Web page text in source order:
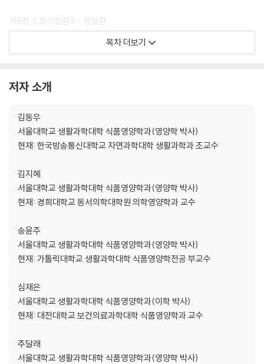
제5장 소화기질환 II - 장질환
제9장 당뇨병
제11장 빈혈
제13장 면역, 수술 및 화상, 호흡기질환
제15장 암
목차 더보기
저자 소개
김동우
서울대학교 생활과학대학 식품영양학과(영양학 박사)
현재: 한국방송통신대학교 자연과학대학 생활과학과 조교수
김지혜
서울대학교 생활과학대학 식품영양학과(영양학 박사)
현재: 경희대학교 동서의학대학원 의학영양학과 교수
송윤주
서울대학교 생활과학대학 식품영양학과(영양학 박사)
현재: 가톨릭대학교 생활과학대학 식품영양학전공 부교수
심재은
서울대학교 생활과학대학 식품영양학과(이학 박사)
현재: 대전대학교 보건의료과학대학 식품영양학과 교수
주달래
서울대학교 생활과학대학 식품영양학과(영양학 박사)